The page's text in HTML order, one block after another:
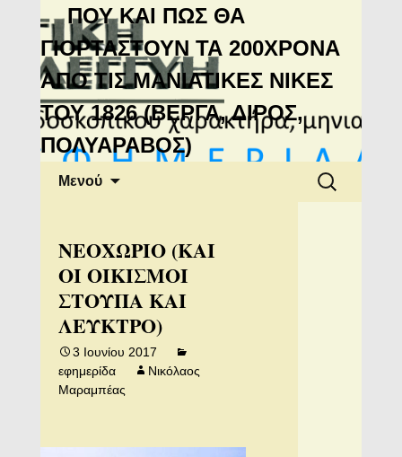
Μανιάτικη
Αλληλεγγύη
ΠΟΥ ΚΑΙ ΠΩΣ ΘΑ
ΓΙΟΡΤΑΣΤΟΥΝ ΤΑ 200ΧΡΟΝΑ
ΑΠΟ ΤΙΣ ΜΑΝΙΑΤΙΚΕΣ ΝΙΚΕΣ
ΤΟΥ 1826 (ΒΕΡΓΑ, ΔΙΡΟΣ,
ΠΟΛΥΑΡΑΒΟΣ)
Μενού
Αναζήτηση
για:
ΝΕΟΧΩΡΙΟ (ΚΑΙ
ΟΙ ΟΙΚΙΣΜΟΙ
ΣΤΟΥΠΑ ΚΑΙ
ΛΕΥΚΤΡΟ)
3 Ιουνίου 2017
εφημερίδα
Νικόλαος
Μαραμπέας